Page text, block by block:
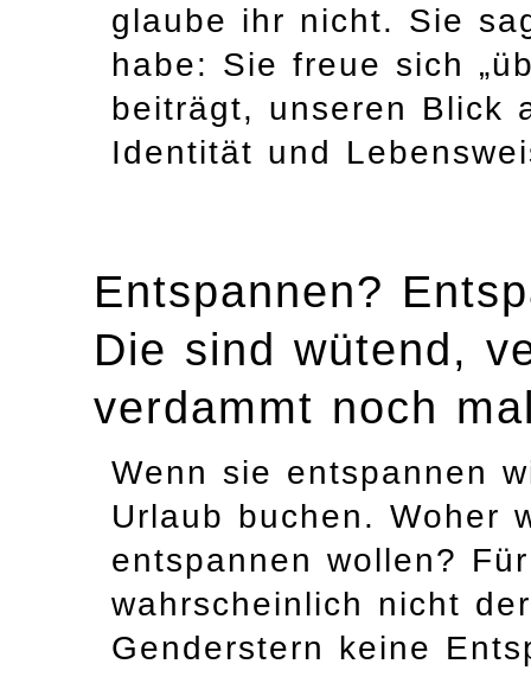
glaube ihr nicht. Sie
habe: Sie freue sich
beiträgt, unseren Blick
Identität und
Entspannen?
Die sind wütend,
verdammt noch
Wenn sie entspannen
Urlaub buchen. Woher
entspannen wollen?
wahrscheinlich nicht
Genderstern keine